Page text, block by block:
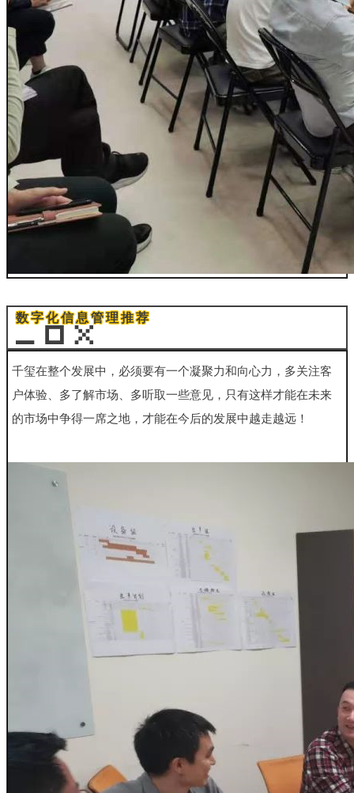
数字化信息管理推荐
千玺在整个发展中，必须要有一个凝聚力和向心力，多关注客
户体验、多了解市场、多听取一些意见，只有这样才能在未来
的市场中争得一席之地，才能在今后的发展中越走越远！